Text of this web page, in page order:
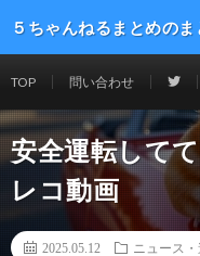
５ちゃんねるまとめの
TOP 問い合わせ
安全運転して
レコ動画
2025.05.12 ニュース・